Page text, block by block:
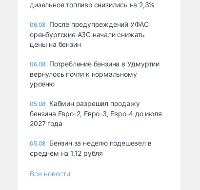
дизельное топливо снизились на 2,3%
06.08 После предупреждений УФАС
оренбургские АЗС начали снижать
цены на бензин
06.08 Потребление бензина в Удмуртии
вернулось почти к нормальному
уровню
05.08 Кабмин разрешил продажу
бензина Евро-2, Евро-3, Евро-4 до июля
2027 года
05.08 Бензин за неделю подешевел в
среднем на 1,12 рубля
Все новости